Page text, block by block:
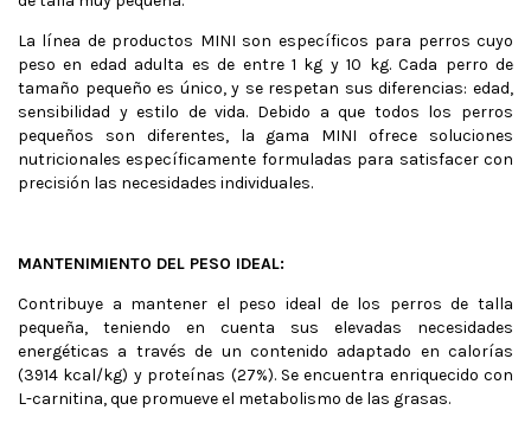
La línea de productos MINI son específicos para perros cuyo
peso en edad adulta es de entre 1 kg y 10 kg. Cada perro de
tamaño pequeño es único, y se respetan sus diferencias: edad,
sensibilidad y estilo de vida. Debido a que todos los perros
pequeños son diferentes, la gama MINI ofrece soluciones
nutricionales específicamente formuladas para satisfacer con
precisión las necesidades individuales.
MANTENIMIENTO DEL PESO IDEAL:
Contribuye a mantener el peso ideal de los perros de talla
pequeña, teniendo en cuenta sus elevadas necesidades
energéticas a través de un contenido adaptado en calorías
(3914 kcal/kg) y proteínas (27%). Se encuentra enriquecido con
L-carnitina, que promueve el metabolismo de las grasas.